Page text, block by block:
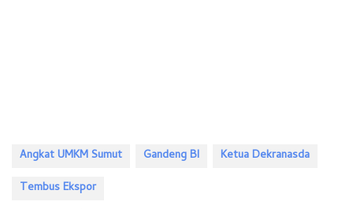
Angkat UMKM Sumut Gandeng BI
Ketua Dekranasda
Tembus Ekspor